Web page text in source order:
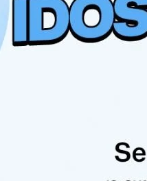
de Ponta
da cabine. Diante
de soja, como
repassadas
o que motivou a
e a
o helicóptero